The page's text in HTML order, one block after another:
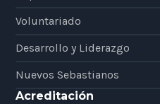
Voluntariado
Desarrollo y Liderazgo
Nuevos Sebastianos
Acreditación